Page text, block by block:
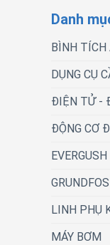
Danh
BÌNH TÍCH
DỤNG CỤ
ĐIỆN TỬ -
ĐỘNG CƠ
EVERGUSH
GRUNDFOS
LINH PHỤ
MÁY BƠM